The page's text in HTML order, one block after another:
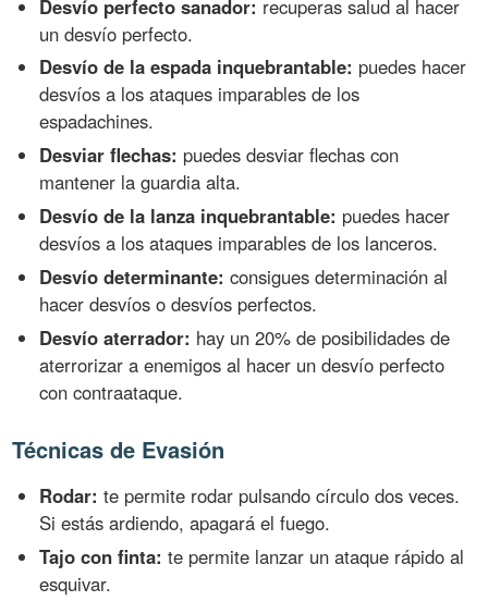
Desvío perfecto sanador: recuperas salud al hacer
un desvío perfecto.
Desvío de la espada inquebrantable: puedes hacer
desvíos a los ataques imparables de los
espadachines.
Desviar flechas: puedes desviar flechas con
mantener la guardia alta.
Desvío de la lanza inquebrantable: puedes hacer
desvíos a los ataques imparables de los lanceros.
Desvío determinante: consigues determinación al
hacer desvíos o desvíos perfectos.
Desvío aterrador: hay un 20% de posibilidades de
aterrorizar a enemigos al hacer un desvío perfecto
con contraataque.
Técnicas de Evasión
Rodar: te permite rodar pulsando círculo dos veces.
Si estás ardiendo, apagará el fuego.
Tajo con finta: te permite lanzar un ataque rápido al
esquivar.